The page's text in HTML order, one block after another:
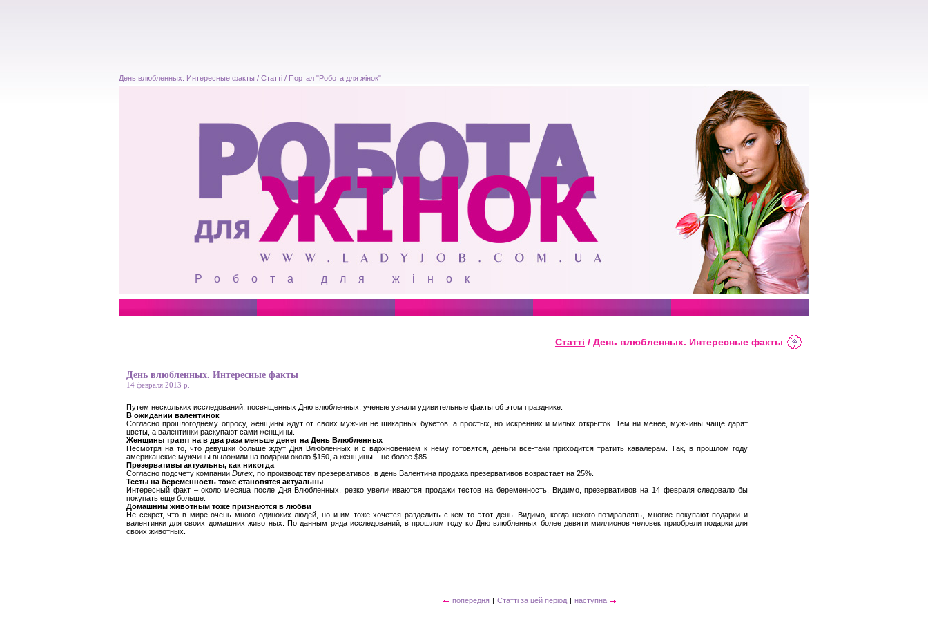
День влюбленных. Интересные факты / Статті / Портал "Робота для жінок"
Робота для жінок
Статті / День влюбленных. Интересные факты
День влюбленных. Интересные факты
14 февраля 2013 р.
Путем нескольких исследований, посвященных Дню влюбленных, ученые узнали удивительные факты об этом празднике.
В ожидании валентинок
Согласно прошлогоднему опросу, женщины ждут от своих мужчин не шикарных букетов, а простых, но искренних и милых открыток. Тем ни менее, мужчины чаще дарят
цветы, а валентинки раскупают сами женщины.
Женщины тратят на в два раза меньше денег на День Влюбленных
Несмотря на то, что девушки больше ждут Дня Влюбленных и с вдохновением к нему готовятся, деньги все-таки приходится тратить кавалерам. Так, в прошлом году
американские мужчины выложили на подарки около $150, а женщины – не более $85.
Презервативы актуальны, как никогда
Согласно подсчету компании Durex , по производству презервативов, в день Валентина продажа презервативов возрастает на 25%.
Тесты на беременность тоже становятся актуальны
Интересный факт – около месяца после Дня Влюбленных, резко увеличиваются продажи тестов на беременность. Видимо, презервативов на 14 февраля следовало бы
покупать еще больше.
Домашним животным тоже признаются в любви
Не секрет, что в мире очень много одиноких людей, но и им тоже хочется разделить с кем-то этот день. Видимо, когда некого поздравлять, многие покупают подарки и
валентинки для своих домашних животных. По данным ряда исследований, в прошлом году ко Дню влюбленных более девяти миллионов человек приобрели подарки для
своих животных.
наступна
|
Статті за цей період
|
попередня